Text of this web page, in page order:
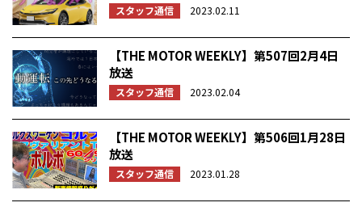
スタッフ通信 2023.02.11
【THE MOTOR WEEKLY】第507回2月4日
放送
スタッフ通信 2023.02.04
【THE MOTOR WEEKLY】第506回1月28日
放送
スタッフ通信 2023.01.28